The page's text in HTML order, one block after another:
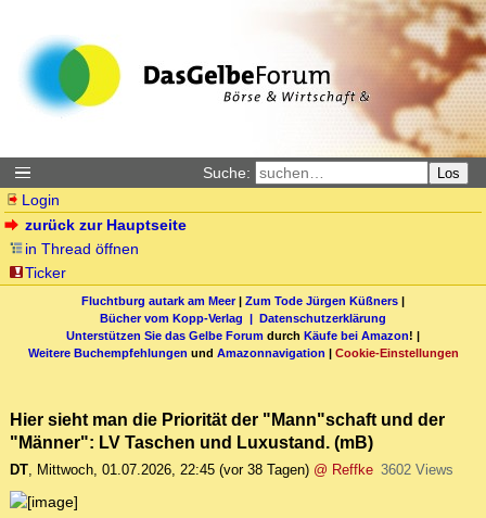
Suche: Los
Login
zurück zur Hauptseite
in Thread öffnen
Ticker
Fluchtburg autark am Meer| Zum Tode Jürgen Küßners |
Bücher vom Kopp-Verlag | Datenschutzerklärung
Unterstützen Sie das Gelbe Forum durch Käufe bei Amazon! |
Weitere Buchempfehlungen und Amazonnavigation | Cookie-Einstellungen
Hier sieht man die Priorität der "Mann"schaft und der
"Männer": LV Taschen und Luxustand. (mB)
DT, Mittwoch, 01.07.2026, 22:45 (vor 38 Tagen) @ Reffke 3602 Views